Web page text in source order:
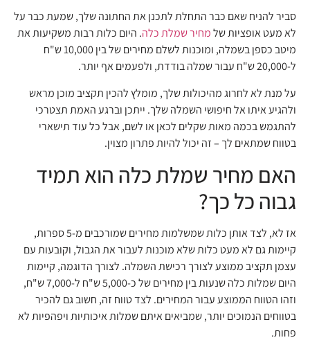
סביר להניח שאם כבר התחלת לתכנן את החתונה שלך, שמעת כבר על
לא מעט אופציות שלמחיר שמלת כלה. היום כלות רבות משקיעות את
מיטב כספן בשמלה, ומוכנות לשלם מחירים של בין 10,000 ש"ח
ל-20,000 ש"ח עבור שמלה בודדת, ולפעמים אף יותר.
על מנת לא לחרוג מהיכולות שלך, מומלץ להכין תקציב מוכן מראש
ולהגיע איתו אל חיפושי השמלה שלך. ייתכן וברגע האמת תצטרכי
להתגמש בכמה מאות שקלים לכאן או לשם, אבל כל עוד תישארי
בטווח שמתאים לך – זה יכול להיות פתרון מצוין.
האם מחיר שמלת כלה הוא תמיד
גבוה כל כך?
אז לא, לצד אותן כלות שמשלמות מחירים שמורכבים מ-5 ספרות,
קיימות גם לא מעט כלות שלא מוכנות לעבור את הגבול, וקובעות עם
עצמן תקציב ממוצע לצורך רכישת השמלה. לצורך הדוגמה, קיימות
היום שמלות כלה שנעות בין מחירים של כ-5,000 ש"ח ל-7,000 ש"ח,
וזהו הטווח הממוצע עבור המחירים. לצד טווח זה, חשוב גם להכיר
בטווחים הנמוכים יותר, שמביאים איתם שמלות איכותיות ויפהפיות לא
פחות.